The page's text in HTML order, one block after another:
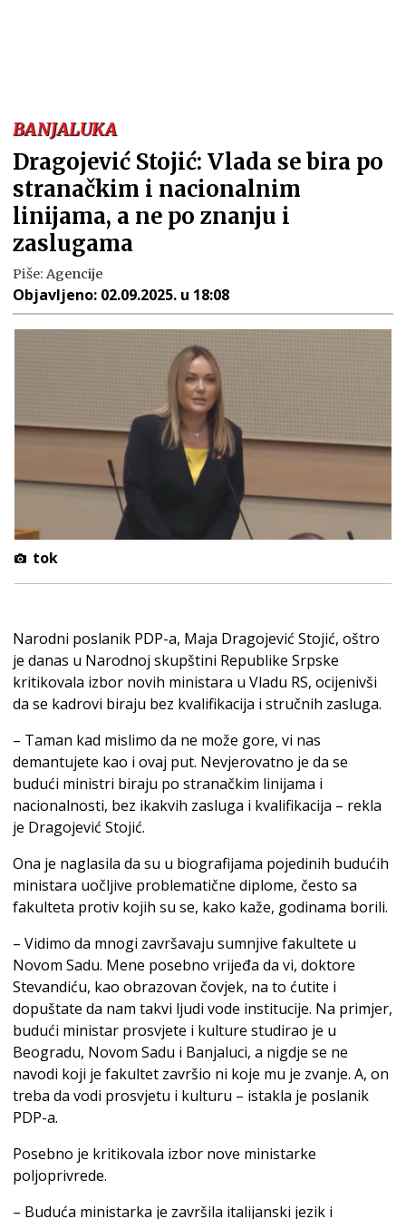
BANJALUKA
Dragojević Stojić: Vlada se bira po
stranačkim i nacionalnim
linijama, a ne po znanju i
zaslugama
Piše: Agencije
Objavljeno: 02.09.2025. u 18:08
tok
Narodni poslanik PDP-a, Maja Dragojević Stojić, oštro
je danas u Narodnoj skupštini Republike Srpske
kritikovala izbor novih ministara u Vladu RS, ocijenivši
da se kadrovi biraju bez kvalifikacija i stručnih zasluga.
– Taman kad mislimo da ne može gore, vi nas
demantujete kao i ovaj put. Nevjerovatno je da se
budući ministri biraju po stranačkim linijama i
nacionalnosti, bez ikakvih zasluga i kvalifikacija – rekla
je Dragojević Stojić.
Ona je naglasila da su u biografijama pojedinih budućih
ministara uočljive problematične diplome, često sa
fakulteta protiv kojih su se, kako kaže, godinama borili.
– Vidimo da mnogi završavaju sumnjive fakultete u
Novom Sadu. Mene posebno vrijeđa da vi, doktore
Stevandiću, kao obrazovan čovjek, na to ćutite i
dopuštate da nam takvi ljudi vode institucije. Na primjer,
budući ministar prosvjete i kulture studirao je u
Beogradu, Novom Sadu i Banjaluci, a nigdje se ne
navodi koji je fakultet završio ni koje mu je zvanje. A, on
treba da vodi prosvjetu i kulturu – istakla je poslanik
PDP-a.
Posebno je kritikovala izbor nove ministarke
poljoprivrede.
– Buduća ministarka je završila italijanski jezik i